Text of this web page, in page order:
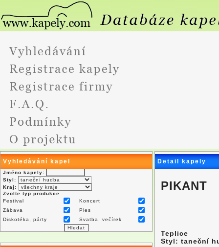
Vyhledávání kapel
Jméno kapely:
Styl:
Kraj:
Zvolte typ produkce
Festival
Koncert
Zábava
Ples
Diskotéka, párty
Svatba, večírek
Detail kapely
PIKANT
Teplice
Styl: taneční